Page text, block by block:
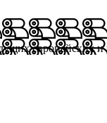
европейских